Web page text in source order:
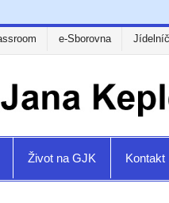
e-Sborovna
Život na GJK Kontakt